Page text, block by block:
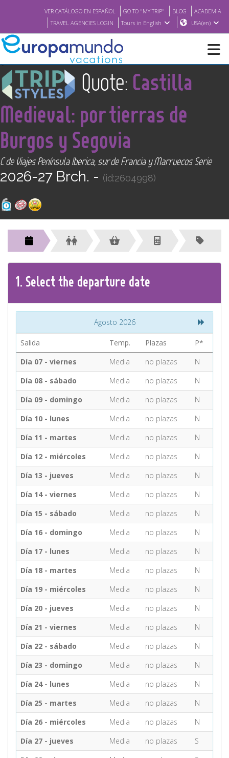
VER CATÁLOGO EN ESPAÑOL GO TO "MY TRIP" BLOG
ACADEMIA
TRAVEL AGENCIES LOGIN
Tours in English USA(en)
NEW
BROCHURE PDF
WHERE TO BUY
FEATURED
CONTACT
<
Quote: Castilla
Medieval: por tierras de
Burgos y Segovia
C de Viajes Península Iberica, sur de Francia y Marruecos Serie
2026-27 Brch. - (id:2604998)
1. Select the departure date
Agosto 2026
Salida Temp. Plazas
P*
Día 07 - viernes
Media no plazas
N
Día 08 - sábado
Media no plazas
N
Día 09 - domingo
Media no plazas
N
Día 10 - lunes
Media no plazas
N
Día 11 - martes
Media no plazas
N
Día 12 - miércoles
Media no plazas
N
Día 13 - jueves
Media no plazas
N
Día 14 - viernes
Media no plazas
N
Día 15 - sábado
Media no plazas
N
Día 16 - domingo
Media no plazas
N
Día 17 - lunes
Media no plazas
N
Día 18 - martes
Media no plazas
N
Día 19 - miércoles
Media no plazas
N
Día 20 - jueves
Media no plazas
N
Día 21 - viernes
Media no plazas
N
Día 22 - sábado
Media no plazas
N
Día 23 - domingo
Media no plazas
N
Día 24 - lunes
Media no plazas
N
Día 25 - martes
Media no plazas
N
Día 26 - miércoles
Media no plazas
N
Día 27 - jueves
Media no plazas
S